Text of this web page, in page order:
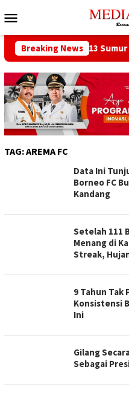
ke
Mobile
Breaking News
Buka 13 Sumur Migas
TAG:AREMA FC
Data Ini
Borneo FC
Kandang
Setelah 111
Menang di
Streak,
9 Tahun Tak
Konsistensi
Ini
Gilang
Sebagai